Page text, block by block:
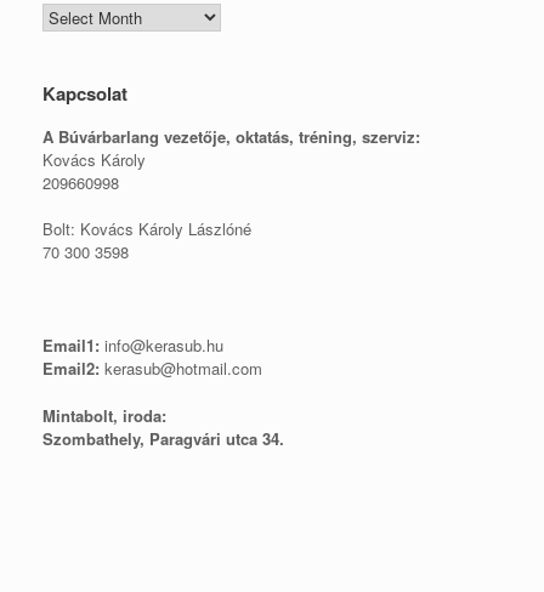
Blogtár
Kapcsolat
A Búvárbarlang vezetője, oktatás, tréning, szerviz:
Kovács Károly
209660998
Bolt: Kovács Károly Lászlóné
70 300 3598
Email1: info@kerasub.hu
Email2: kerasub@hotmail.com
Mintabolt, iroda:
Szombathely, Paragvári utca 34.